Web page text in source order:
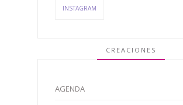
INSTAGRAM
CREACIONES
AGENDA